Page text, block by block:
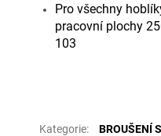
Pro všechny
pracovní plochy
103
Kategorie:
BROUŠENÍ